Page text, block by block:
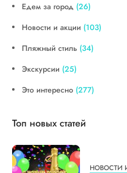
Едем за город (26)
Новости и акции (103)
Пляжный стиль (34)
Экскурсии (25)
Это интересно (277)
Топ новых статей
НОВОСТИ